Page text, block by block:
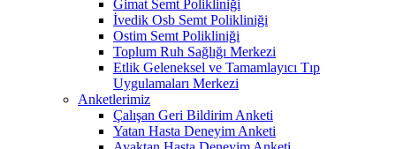
Gimat Semt Polikliniği
İvedik Osb Semt Polikliniği
Ostim Semt Polikliniği
Toplum Ruh Sağlığı Merkezi
Etlik Geleneksel ve Tamamlayıcı Tıp
Uygulamaları Merkezi
Anketlerimiz
Çalışan Geri Bildirim Anketi
Yatan Hasta Deneyim Anketi